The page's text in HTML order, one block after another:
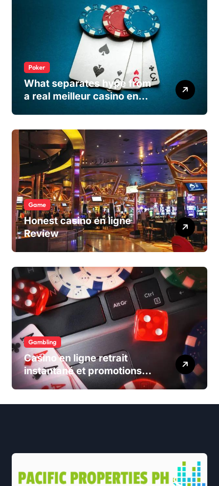
Poker
What separates hype from
a real meilleur casino en
Game
Honest casino en ligne
Review
Gambling
Casino en ligne retrait
instantané et promotions
exclusives